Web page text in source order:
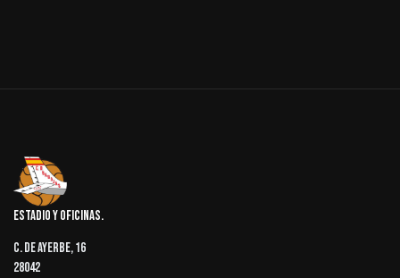
Estadio y oficinas
C. de Ayerbe, 16
28042